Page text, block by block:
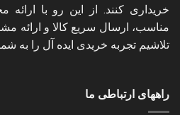
خریداری کنند. از این رو با
مناسب، ارسال سریع کالا و ارائه
تلاشیم تجربه خریدی ایده آل را به
راههای ارتباطی ما